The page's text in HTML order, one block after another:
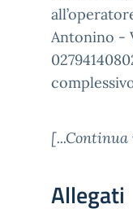
Antonino -
[...Continua
Allegati